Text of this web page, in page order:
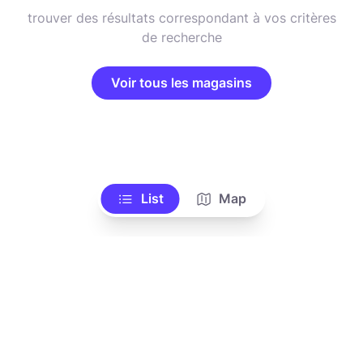
trouver des résultats correspondant à vos critères
de recherche
Voir tous les magasins
List Map